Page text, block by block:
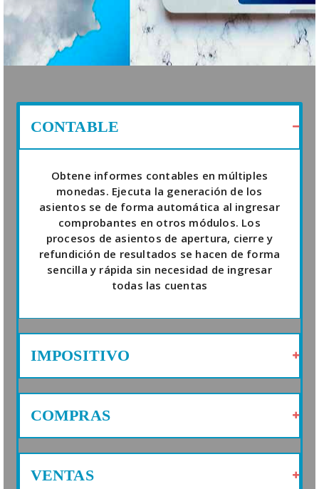
CONTABLE
Obtene informes contables en múltiples
monedas. Ejecuta la generación de los
asientos se de forma automática al ingresar
comprobantes en otros módulos. Los
procesos de asientos de apertura, cierre y
refundición de resultados se hacen de forma
sencilla y rápida sin necesidad de ingresar
todas las cuentas
IMPOSITIVO
COMPRAS
VENTAS